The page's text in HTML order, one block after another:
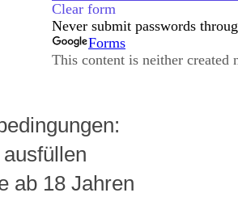
ab 18 Jahren